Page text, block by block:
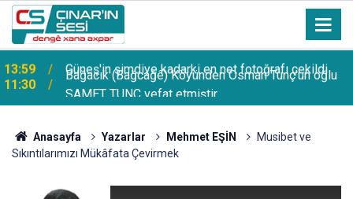
11:30
Bağacık (Bağcağê) Köyünden Osman Tunç'un oğlu
SAMET TUNÇ vefat etmiştir
Anasayfa Yazarlar Mehmet EŞİN
Musibet ve
Sıkıntılarımızı Mükâfata Çevirmek